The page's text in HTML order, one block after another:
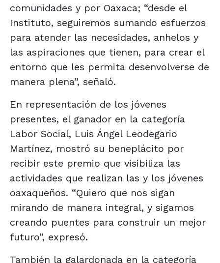
comunidades y por Oaxaca; “desde el
Instituto, seguiremos sumando esfuerzos
para atender las necesidades, anhelos y
las aspiraciones que tienen, para crear el
entorno que les permita desenvolverse de
manera plena”, señaló.
En representación de los jóvenes
presentes, el ganador en la categoría
Labor Social, Luis Ángel Leodegario
Martínez, mostró su beneplácito por
recibir este premio que visibiliza las
actividades que realizan las y los jóvenes
oaxaqueños. “Quiero que nos sigan
mirando de manera integral, y sigamos
creando puentes para construir un mejor
futuro”, expresó.
También la galardonada en la categoría